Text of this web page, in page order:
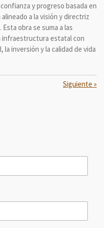
y progreso basada en
a la visión y directriz
obra se suma a las
infraestructura estatal con
inversión y la calidad de vida
Siguiente »